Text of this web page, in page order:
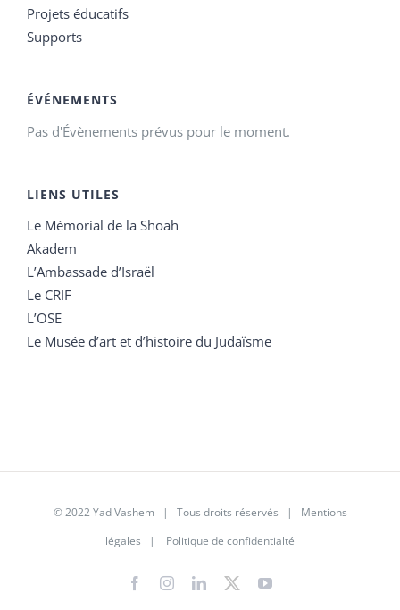
Projets éducatifs
Supports
ÉVÉNEMENTS
Pas d'Évènements prévus pour le moment.
LIENS UTILES
Le Mémorial de la Shoah
Akadem
L’Ambassade d’Israël
Le CRIF
L’OSE
Le Musée d’art et d’histoire du Judaïsme
© 2022 Yad Vashem | Tous droits réservés | Mentions
légales | Politique de confidentialté
FacebookInstagramLinkedIn
X YouTube